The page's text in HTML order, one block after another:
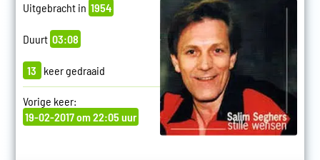
Uitgebracht in 1954
Duurt 03:08
13 keer gedraaid
Vorige keer:
19-02-2017 om 22:05 uur